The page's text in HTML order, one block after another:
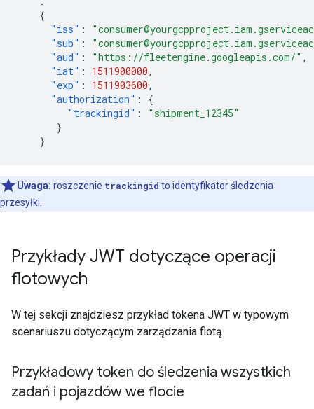
{
"iss" :
"sub" :
"aud" : "https://fleetengine.googleapis.com/" ,
"iat" : 1511900000,
"exp" : 1511903600,
"authorization" :
{
"trackingid" :
"shipment_12345"
}
}
Uwaga: roszczenie trackingid to identyfikator śledzenia
przesyłki.
Przykłady JWT dotyczące operacji
flotowych
W tej sekcji znajdziesz przykład tokena JWT w typowym
scenariuszu dotyczącym zarządzania flotą.
Przykładowy token do śledzenia wszystkich
zadań i pojazdów we flocie